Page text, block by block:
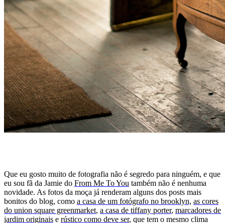
Que eu gosto muito de fotografia não é segredo para ninguém, e que
eu sou fã da Jamie do From Me To You também não é nenhuma
novidade. As fotos da moça já renderam alguns dos posts mais
bonitos do blog, como a casa de um fotógrafo no brooklyn, as cores
do union square greenmarket, a casa de tiffany porter, marcadores de
jardim originais e rústico como deve ser, que tem o mesmo clima